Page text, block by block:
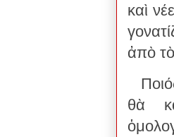
καὶ
ἀπὸ
θὰ